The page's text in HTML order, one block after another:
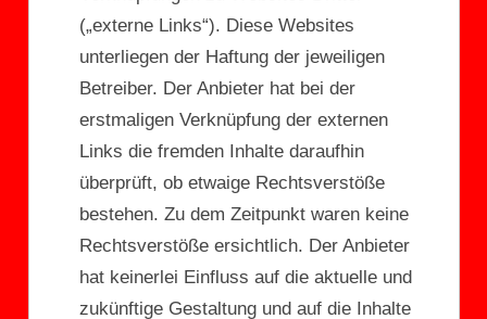
(„externe Links“). Diese Websites
unterliegen der Haftung der jeweiligen
Betreiber. Der Anbieter hat bei der
erstmaligen Verknüpfung der externen
Links die fremden Inhalte daraufhin
überprüft, ob etwaige Rechtsverstöße
bestehen. Zu dem Zeitpunkt waren keine
Rechtsverstöße ersichtlich. Der Anbieter
hat keinerlei Einfluss auf die aktuelle und
zukünftige Gestaltung und auf die Inhalte